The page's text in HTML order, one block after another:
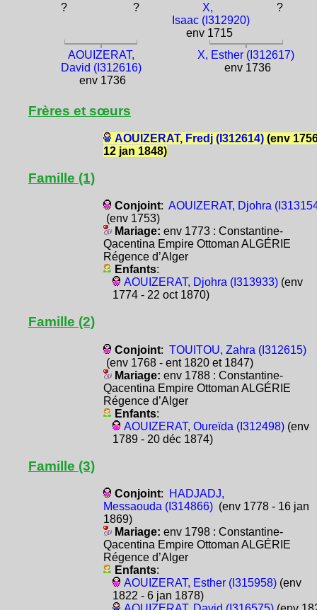
? ?
X,
Isaac (I312920)
env 1715
?
AOUIZERAT,
David (I312616)
env 1736
X, Esther (I312617)
env 1736
Frères et sœurs
AOUIZERAT, Fredj (I312614)(env
12 jan 1848)
Famille (1)
Conjoint: AOUIZERAT, Djohra
(env 1753)
Mariage: env 1773 : Constantine-
Qacentina Empire Ottoman ALGÉRIE
Régence d’Alger
Enfants:
AOUIZERAT, Djohra (I313933)(env
1774 - 22 oct 1870)
Famille (2)
Conjoint: TOUITOU, Zahra (I312615)
(env 1768 - ent 1820 et 1847)
Mariage: env 1788 : Constantine-
Qacentina Empire Ottoman ALGÉRIE
Régence d’Alger
Enfants:
AOUIZERAT, Oureïda (I312498)(env
1789 - 20 déc 1874)
Famille (3)
Conjoint:
HADJADJ,
Messaouda (I314866)(env 1778 - 16 jan
1869)
Mariage: env 1798 : Constantine-
Qacentina Empire Ottoman ALGÉRIE
Régence d’Alger
Enfants:
AOUIZERAT, Esther (I315958)(env
1822 - 6 jan 1878)